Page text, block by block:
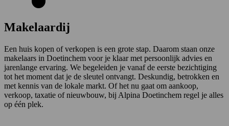
Makelaardij
Een huis kopen of verkopen is een grote stap. Daarom staan onze
makelaars in Doetinchem voor je klaar met persoonlijk advies en
jarenlange ervaring. We begeleiden je vanaf de eerste bezichtiging
tot het moment dat je de sleutel ontvangt. Deskundig, betrokken en
met kennis van de lokale markt. Of het nu gaat om aankoop,
verkoop, taxatie of nieuwbouw, bij Alpina Doetinchem regel je alles
op één plek.